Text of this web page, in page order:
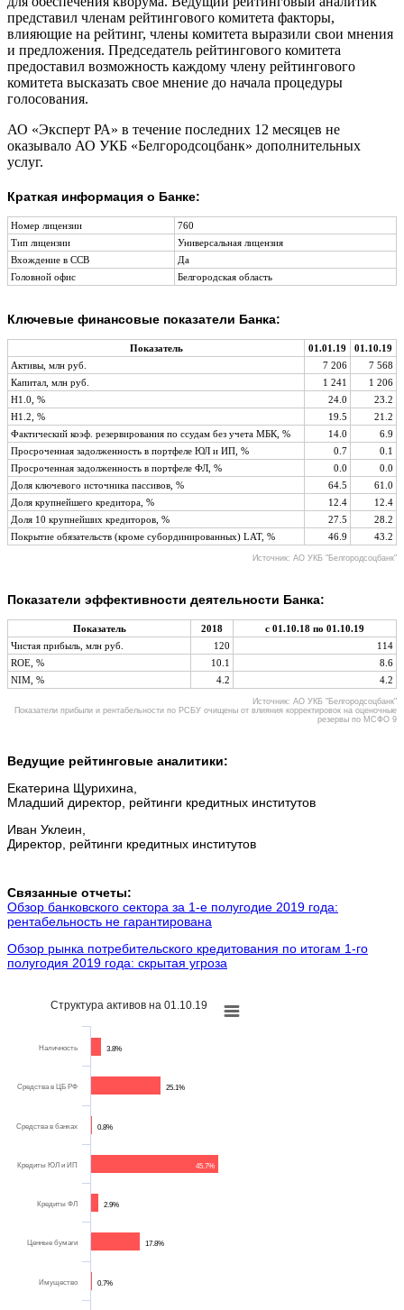
Краткая информация о Банке:
Номер лицензии
760
Тип лицензии
Универсальная лицензия
Вхождение в ССВ
Да
Головной офис
Белгородская область
Ключевые финансовые показатели Банка:
Показатель 01.01.19
01.10.19
Активы, млн руб.
7 206
7 568
Капитал, млн руб.
1 241
1 206
Н1.0, %
24.0
23.2
Н1.2, %
19.5
21.2
Фактический коэф. резервирования по ссудам без учета МБК, %
14.0
6.9
Просроченная задолженность в портфеле ЮЛ и ИП, %
0.7
0.1
Просроченная задолженность в портфеле ФЛ, %
0.0
0.0
Доля ключевого источника пассивов, %
64.5
61.0
Доля крупнейшего кредитора, %
12.4
12.4
Доля 10 крупнейших кредиторов, %
27.5
28.2
Покрытие обязательств (кроме субординированных) LAT, %
46.9 43.2
Источник: АО УКБ "Белгородсоцбанк"
Показатели эффективности деятельности Банка:
Показатель 2018
с 01.10.18 по 01.10.19
Чистая прибыль, млн руб.
120
114
ROE, %
10.1
8.6
NIM, %
4.2 4.2
Источник: АО УКБ "Белгородсоцбанк"
Показатели прибыли и рентабельности по РСБУ очищены от влияния корректировок на оценочные
резервы по МСФО 9
Ведущие рейтинговые аналитики:
Екатерина Щурихина,
Младший директор, рейтинги кредитных институтов
Иван Уклеин,
Директор, рейтинги кредитных институтов
Связанные отчеты:
Обзор банковского сектора за 1-е полугодие 2019 года:
рентабельность не гарантирована
Обзор рынка потребительского кредитования по итогам 1-го
полугодия 2019 года: скрытая угроза
Структура активов на 01.10.19
3.8%
25.1%
0.8%
45.7%
2.9%
17.8%
0.7%
Наличность
Средства в ЦБ РФ
Средства в банках
Кредиты ЮЛ и ИП
Кредиты ФЛ
Ценные бумаги
Имущество
представил членам рейтингового комитета факторы,
влияющие на рейтинг, члены комитета выразили свои мнения
и предложения. Председатель рейтингового комитета
предоставил возможность каждому члену рейтингового
комитета высказать свое мнение до начала процедуры
голосования.
АО «Эксперт РА» в течение последних 12 месяцев не
оказывало АО УКБ «Белгородсоцбанк» дополнительных
услуг.